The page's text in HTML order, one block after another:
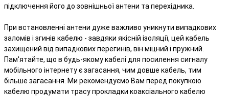
підключення його до зовнішньої антени та перехідника.
При встановленні антени дуже важливо уникнути випадкових
заломів і згинів кабелю - завдяки якісній ізоляції, цей кабель
захищений від випадкових перегинів, він міцний і пружний.
Пам'ятайте, що в будь-якому кабелі для посилення сигналу
мобільного інтернету є загасання, чим довше кабель, тим
більше загасання. Ми рекомендуємо Вам перед покупкою
кабелю продумати трасу прокладки коаксіального кабелю